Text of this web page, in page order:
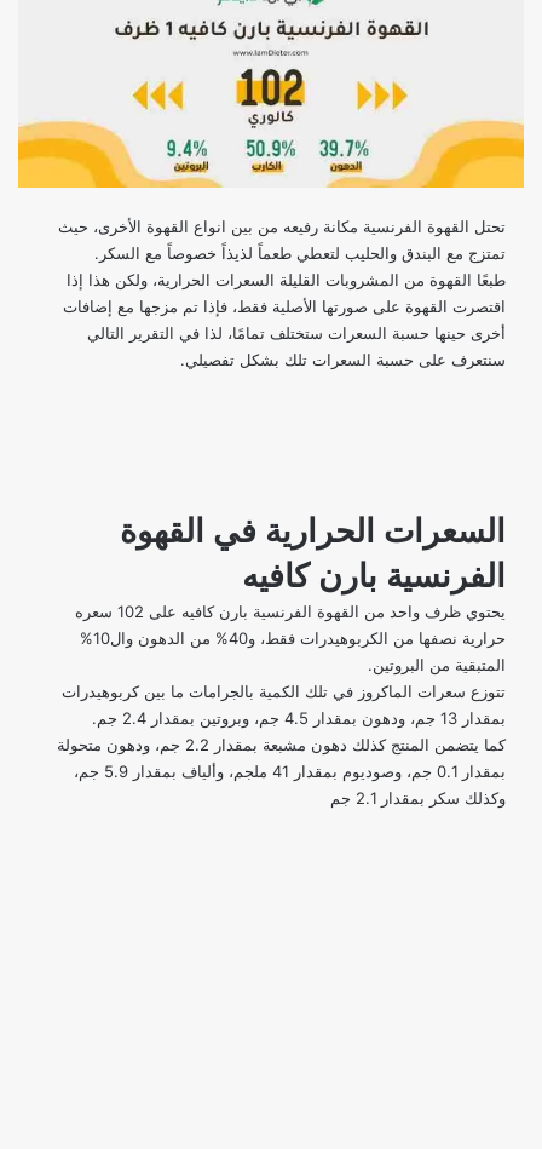
تحتل القهوة الفرنسية مكانة رفيعه من بين انواع القهوة الأخرى، حيث
تمتزج مع البندق والحليب لتعطي طعماً لذيذاً خصوصاً مع السكر.
طبعًا القهوة من المشروبات القليلة السعرات الحرارية، ولكن هذا إذا
اقتصرت القهوة على صورتها الأصلية فقط، فإذا تم مزجها مع إضافات
أخرى حينها حسبة السعرات ستختلف تمامًا، لذا في التقرير التالي
سنتعرف على حسبة السعرات تلك بشكل تفصيلي.
السعرات الحرارية في القهوة
الفرنسية بارن كافيه
يحتوي ظرف واحد من القهوة الفرنسية بارن كافيه على 102 سعره
حرارية نصفها من الكربوهيدرات فقط، و40% من الدهون وال10%
المتبقية من البروتين.
تتوزع سعرات الماكروز في تلك الكمية بالجرامات ما بين كربوهيدرات
بمقدار 13 جم، ودهون بمقدار 4.5 جم، وبروتين بمقدار 2.4 جم.
كما يتضمن المنتج كذلك دهون مشبعة بمقدار 2.2 جم، ودهون متحولة
بمقدار 0.1 جم، وصوديوم بمقدار 41 ملجم، وألياف بمقدار 5.9 جم،
وكذلك سكر بمقدار 2.1 جم